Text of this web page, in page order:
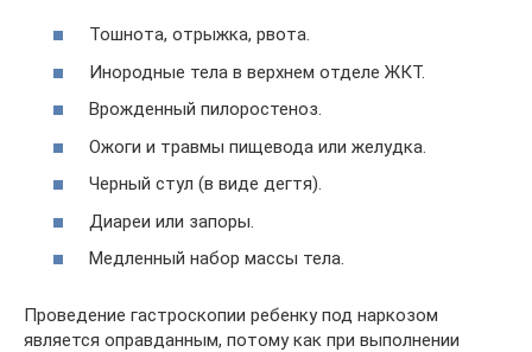
Тошнота, отрыжка, рвота.
Инородные тела в верхнем отделе ЖКТ.
Врожденный пилоростеноз.
Ожоги и травмы пищевода или желудка.
Черный стул (в виде дегтя).
Диареи или запоры.
Медленный набор массы тела.
Проведение гастроскопии ребенку под наркозом
является оправданным, потому как при выполнении